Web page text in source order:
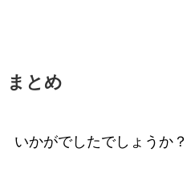
まとめ
いかがでしたでしょうか？